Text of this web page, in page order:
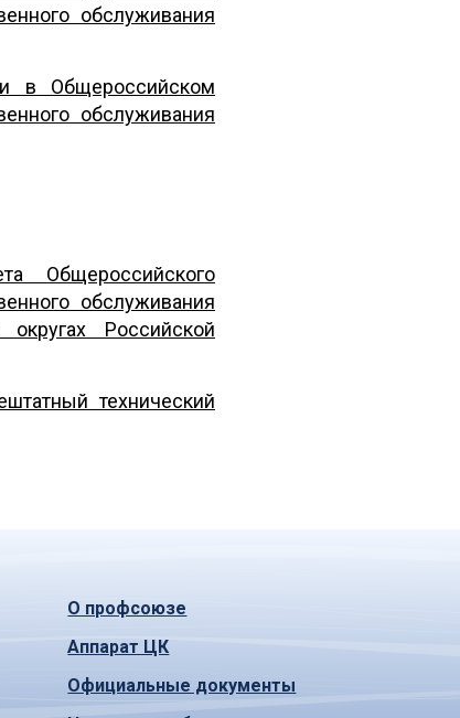
обслуживания
в Общероссийском
обслуживания
Общероссийского
обслуживания
Российской
технический
О профсоюзе
Аппарат ЦК
Официальные документы